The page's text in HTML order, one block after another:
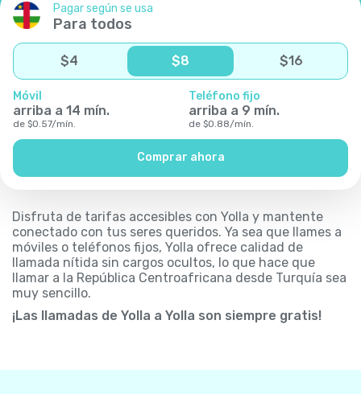
Pagar según se usa
Para todos
$4 $8 $16
Móvil
arriba a 14 mín.
de $0.57/mín.
Teléfono fijo
arriba a 9 mín.
de $0.88/mín.
Comprar ahora
Disfruta de tarifas accesibles con Yolla y mantente
conectado con tus seres queridos. Ya sea que llames a
móviles o teléfonos fijos, Yolla ofrece calidad de
llamada nítida sin cargos ocultos, lo que hace que
llamar a la República Centroafricana desde Turquía sea
muy sencillo.
¡Las llamadas de Yolla a Yolla son siempre gratis!